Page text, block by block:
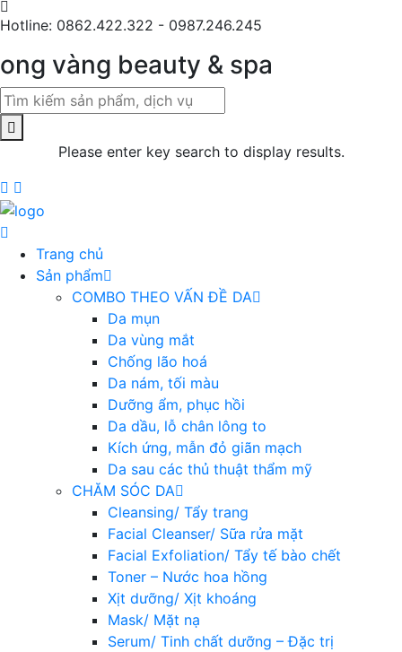
Hotline: 0862.422.322 - 0987.246.245
ong vàng beauty & spa
Please enter key search to display results.
Trang chủ
Sản phẩm
COMBO THEO VẤN ĐỀ DA
Da mụn
Da vùng mắt
Chống lão hoá
Da nám, tối màu
Dưỡng ẩm, phục hồi
Da dầu, lỗ chân lông to
Kích ứng, mẫn đỏ giãn mạch
Da sau các thủ thuật thẩm mỹ
CHĂM SÓC DA
Cleansing/ Tẩy trang
Facial Cleanser/ Sữa rửa mặt
Facial Exfoliation/ Tẩy tế bào chết
Toner – Nước hoa hồng
Xịt dưỡng/ Xịt khoáng
Mask/ Mặt nạ
Serum/ Tinh chất dưỡng – Đặc trị